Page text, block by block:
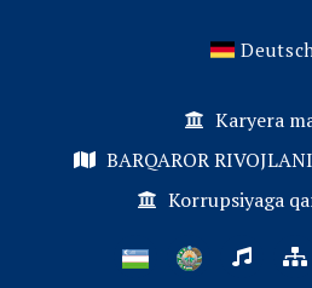
Karyera
BARQAROR
Korrupsiyaga